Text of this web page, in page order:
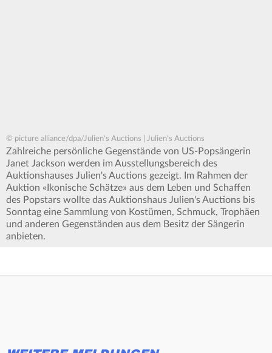
© picture alliance/dpa/Julien's Auctions | Julien's Auctions
Zahlreiche persönliche Gegenstände von US-Popsängerin
Janet Jackson werden im Ausstellungsbereich des
Auktionshauses Julien's Auctions gezeigt. Im Rahmen der
Auktion «Ikonische Schätze» aus dem Leben und Schaffen
des Popstars wollte das Auktionshaus Julien's Auctions bis
Sonntag eine Sammlung von Kostümen, Schmuck, Trophäen
und anderen Gegenständen aus dem Besitz der Sängerin
anbieten.